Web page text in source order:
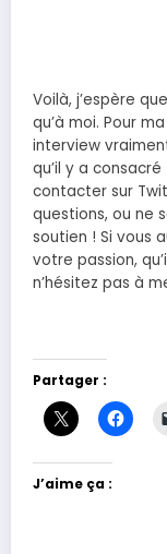
Voilà, j’espère
qu’à moi. Pour
interview
qu’il y a
contacter sur
questions, ou ne
soutien ! Si vous
votre passion,
n’hésitez pas à
Partager :
J’aime ça :